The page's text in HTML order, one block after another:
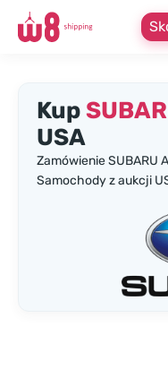
Kup
USA
Zamówienie SUBARU
Samochody z aukcji